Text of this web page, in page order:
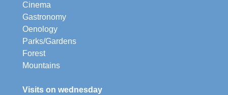
Cinema
Gastronomy
Oenology
Parks/Gardens
Forest
Mountains
Visits on wednesday